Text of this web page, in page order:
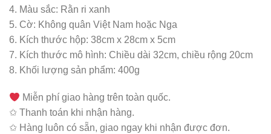
4. Màu sắc: Rằn ri xanh
5. Cờ: Không quân Việt Nam hoặc Nga
6. Kích thước hộp: 38cm x 28cm x 5cm
7. Kích thước mô hình: Chiều dài 32cm, chiều rộng 20cm
8. Khối lượng sản phẩm: 400g
Miễn phí giao hàng trên toàn quốc.
✩ Thanh toán khi nhận hàng.
✩ Hàng luôn có sẵn, giao ngay khi nhận được đơn.